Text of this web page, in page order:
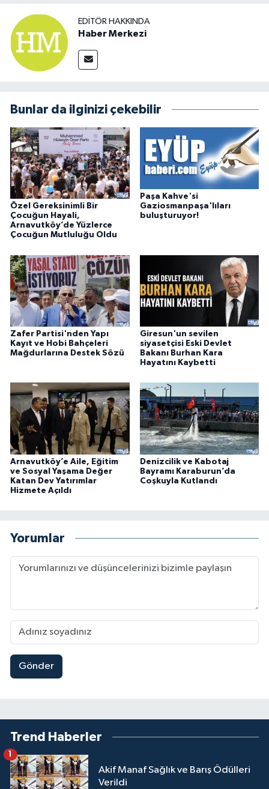
EDITÖR HAKKINDA
Haber Merkezi
Bunlar da ilginizi çekebilir
Özel Gereksinimli Bir
Çocuğun Hayali,
Arnavutköy’de Yüzlerce
Çocuğun Mutluluğu Oldu
Paşa Kahve'si
Gaziosmanpaşa'lıları
buluşturuyor!
Zafer Partisi'nden Yapı
Kayıt ve Hobi Bahçeleri
Mağdurlarına Destek Sözü
Giresun'un sevilen
siyasetçisi Eski Devlet
Bakanı Burhan Kara
Hayatını Kaybetti
Arnavutköy’e Aile, Eğitim
ve Sosyal Yaşama Değer
Katan Dev Yatırımlar
Hizmete Açıldı
Denizcilik ve Kabotaj
Bayramı Karaburun’da
Coşkuyla Kutlandı
Yorumlar
Gönder
Trend Haberler
Akif Manaf Sağlık ve Barış Ödülleri
Verildi
1